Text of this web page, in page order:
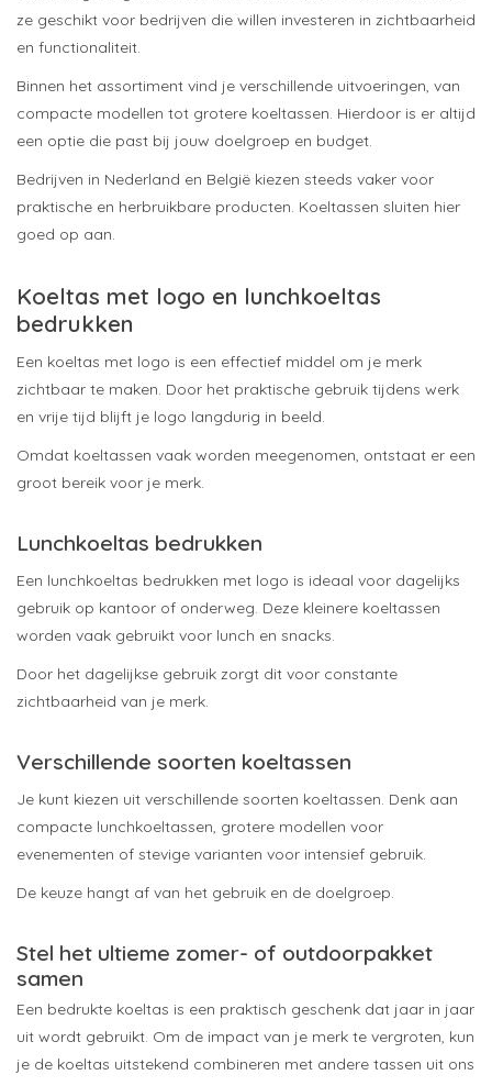
ze geschikt voor bedrijven die willen investeren in zichtbaarheid
en functionaliteit.
Binnen het assortiment vind je verschillende uitvoeringen, van
compacte modellen tot grotere koeltassen. Hierdoor is er altijd
een optie die past bij jouw doelgroep en budget.
Bedrijven in Nederland en België kiezen steeds vaker voor
praktische en herbruikbare producten. Koeltassen sluiten hier
goed op aan.
Koeltas met logo en lunchkoeltas
bedrukken
Een koeltas met logo is een effectief middel om je merk
zichtbaar te maken. Door het praktische gebruik tijdens werk
en vrije tijd blijft je logo langdurig in beeld.
Omdat koeltassen vaak worden meegenomen, ontstaat er een
groot bereik voor je merk.
Lunchkoeltas bedrukken
Een lunchkoeltas bedrukken met logo is ideaal voor dagelijks
gebruik op kantoor of onderweg. Deze kleinere koeltassen
worden vaak gebruikt voor lunch en snacks.
Door het dagelijkse gebruik zorgt dit voor constante
zichtbaarheid van je merk.
Verschillende soorten koeltassen
Je kunt kiezen uit verschillende soorten koeltassen. Denk aan
compacte lunchkoeltassen, grotere modellen voor
evenementen of stevige varianten voor intensief gebruik.
De keuze hangt af van het gebruik en de doelgroep.
Stel het ultieme zomer- of outdoorpakket
samen
Een bedrukte koeltas is een praktisch geschenk dat jaar in jaar
uit wordt gebruikt. Om de impact van je merk te vergroten, kun
je de koeltas uitstekend combineren met andere tassen uit ons